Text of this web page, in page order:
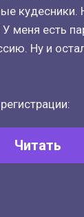
меня есть
Ну и
Читать